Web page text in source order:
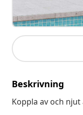
Beskrivning
Koppla av och